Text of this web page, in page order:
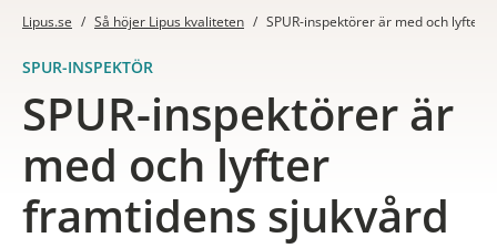
Lipus.se / Så höjer Lipus kvaliteten / SPUR-inspektörer är med och lyfter
SPUR-INSPEKTÖR
SPUR-inspektörer är
med och lyfter
framtidens sjukvård